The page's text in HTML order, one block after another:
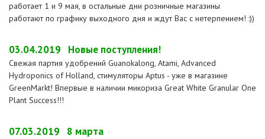
работает 1 и 9 мая, в остальные дни розничные магазины
работают по графику выходного дня и ждут Вас с нетерпением! :))
03.04.2019 Новые поступления!
Свежая партия удобрений Guanokalong, Atami, Advanced
Hydroponics of Holland, стимуляторы Aptus - уже в магазине
GreenMarkt! Впервые в наличии микориза Great White Granular One
Plant Success!!!
07.03.2019 8 марта